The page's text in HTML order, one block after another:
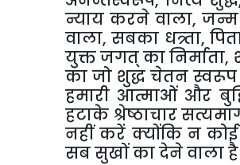
न्याय करने वाला,
वाला, सबका धत्र्ता,
युक्त जगत् का निर्माता,
का जो शुद्ध चेतन स्वरूप
हमारी आत्माओं और
हटाके श्रेष्ठाचार
नहीं करें क्योंकि न
सब सुखों का देने वाला